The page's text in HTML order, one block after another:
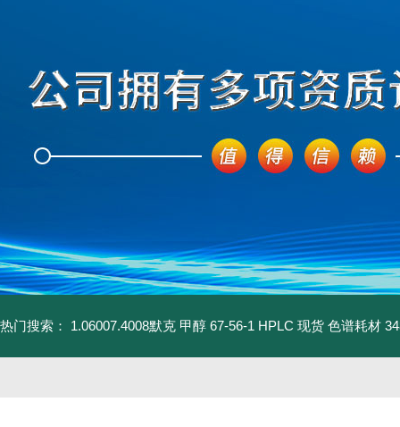
热门搜索： 1.06007.4008默克 甲醇 67-56-1 HPLC 现货 色谱耗材